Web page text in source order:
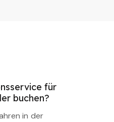
für
buchen?
in der